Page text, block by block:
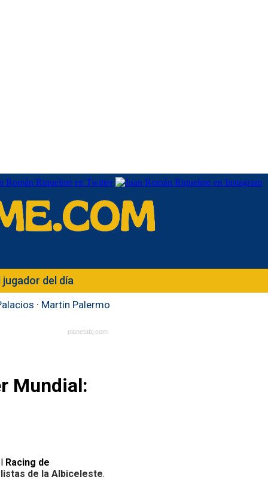
jugador del día
· Martin Palermo
planetabj.com
Mundial:
Racing de
de la Albiceleste.